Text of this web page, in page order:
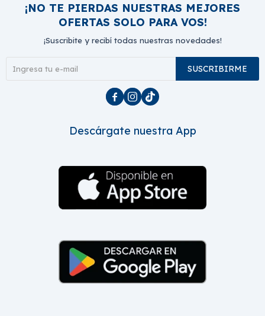
¡NO TE PIERDAS NUESTRAS MEJORES
OFERTAS SOLO PARA VOS!
¡Suscribite y recibí todas nuestras novedades!
SUSCRIBIRME
  
Descárgate nuestra App